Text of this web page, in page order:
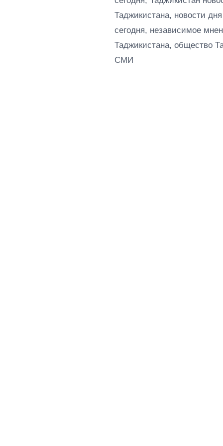
Таджикистана, новости
сегодня, независимое
Таджикистана, общество
СМИ